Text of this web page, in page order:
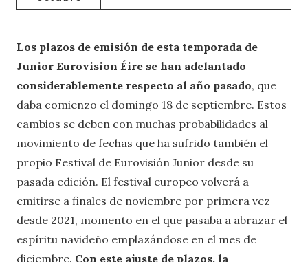
Los plazos de emisión de esta temporada de
Junior Eurovision Éire se han adelantado
considerablemente respecto al año pasado, que
daba comienzo el domingo 18 de septiembre. Estos
cambios se deben con muchas probabilidades al
movimiento de fechas que ha sufrido también el
propio Festival de Eurovisión Junior desde su
pasada edición. El festival europeo volverá a
emitirse a finales de noviembre por primera vez
desde 2021, momento en el que pasaba a abrazar el
espíritu navideño emplazándose en el mes de
diciembre. Con este ajuste de plazos, la